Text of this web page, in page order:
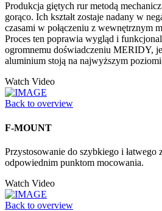
Produkcja giętych rur metodą
gorąco. Ich kształt zostaje nadany w
czasami w połączeniu z wewnętrznym
Proces ten poprawia wygląd i
ogromnemu doświadczeniu MERIDY,
aluminium stoją na najwyższym
Watch Video
Back to overview
F-MOUNT
Przystosowanie do szybkiego i łatwego
odpowiednim punktom mocowania.
Watch Video
Back to overview